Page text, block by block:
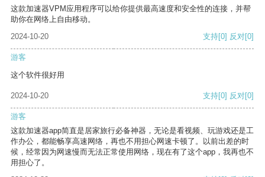
这款加速器VPM应用程序可以给你提供最高速度和安全性的连接，并帮
助你在网络上自由移动。
2024-10-20
支持[0] 反对[0]
游客
这个软件很好用
2024-10-20 支持[0] 反对[0]
游客
这款加速器app简直是居家旅行必备神器，无论是看视频、玩游戏还是工
作办公，都能畅享高速网络，再也不用担心网速卡顿了。以前出差的时
候，经常因为网速慢而无法正常使用网络，现在有了这个app，我再也不
用担心了。